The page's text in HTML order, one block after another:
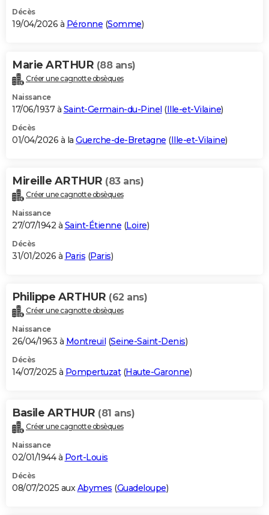
Décès
19/04/2026 à Péronne (Somme)
Marie ARTHUR (88 ans)
Créer une cagnotte obsèques
Naissance
17/06/1937 à Saint-Germain-du-Pinel (Ille-et-Vilaine)
Décès
01/04/2026 à la Guerche-de-Bretagne (Ille-et-Vilaine)
Mireille ARTHUR (83 ans)
Créer une cagnotte obsèques
Naissance
27/07/1942 à Saint-Étienne (Loire)
Décès
31/01/2026 à Paris (Paris)
Philippe ARTHUR (62 ans)
Créer une cagnotte obsèques
Naissance
26/04/1963 à Montreuil (Seine-Saint-Denis)
Décès
14/07/2025 à Pompertuzat(Haute-Garonne)
Basile ARTHUR (81 ans)
Créer une cagnotte obsèques
Naissance
02/01/1944 à Port-Louis
Décès
08/07/2025 auxAbymes (Guadeloupe)